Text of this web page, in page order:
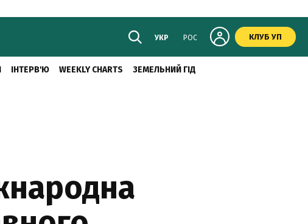
УКР РОС КЛУБ УП
ІНТЕРВ'Ю WEEKLY CHARTS ЗЕМЕЛЬНИЙ ГІД